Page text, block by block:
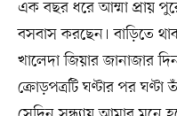
এক বছর ধরে আম্মা প্রায়
বসবাস করছেন। বাড়িতে
খালেদা জিয়ার জানাজার
ক্রোড়পত্রটি ঘণ্টার পর